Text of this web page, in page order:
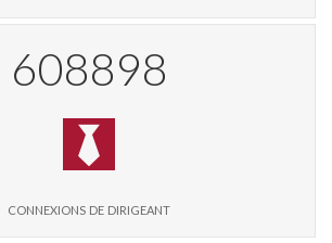
620269
connexions de dirigeant